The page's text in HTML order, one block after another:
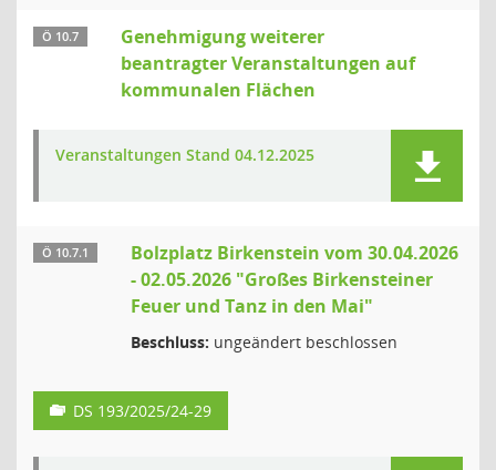
Ö 10.7
Genehmigung weiterer
beantragter Veranstaltungen auf
kommunalen Flächen
Veranstaltungen Stand 04.12.2025
Ö 10.7.1
Bolzplatz Birkenstein vom 30.04.2026
- 02.05.2026 "Großes Birkensteiner
Feuer und Tanz in den Mai"
Beschluss: ungeändert beschlossen
DS 193/2025/24-29